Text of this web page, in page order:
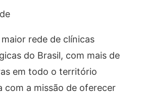
rede de clínicas
do Brasil, com mais de
em todo o território
com a missão de oferecer